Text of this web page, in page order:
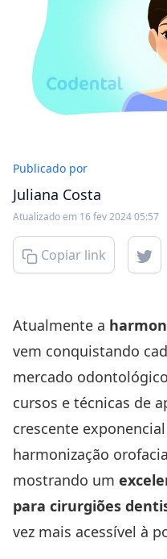
Publicado por
Juliana Costa
Atualizado em 16 fev 2024 05:57
Copiar link
Atualmente a
vem conquistando
mercado
cursos e técnicas de
crescente
harmonização
mostrando um
para cirurgiões
vez mais acessível à